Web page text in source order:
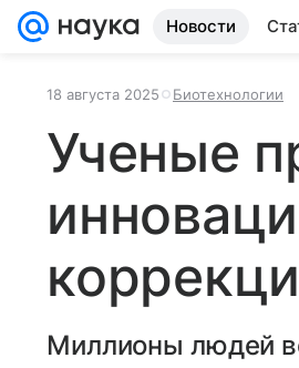
Новости
18 августа 2025 Биотехнологии
Ученые
Миллионы людей